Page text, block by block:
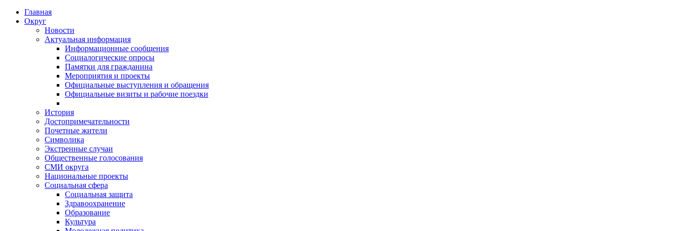
Главная
Округ
Новости
Актуальная информация
Информационные сообщения
Социалогические опросы
Памятки для гражданина
Мероприятия и проекты
Официальные выступления и обращения
Официальные визиты и рабочие поездки
История
Достопримечательности
Почетные жители
Символика
Экстренные случаи
Общественные голосования
СМИ округа
Национальные проекты
Социальная сфера
Социальная защита
Здравоохранение
Образование
Культура